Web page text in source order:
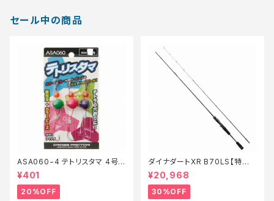
セール中の商品
ASA060−4 テトリスタマ 4号
【特価仕掛】【20】
¥401
20%OFF
ダイナダートXR B70LS【特価
ロッド】【30】
¥20,968
30%OFF